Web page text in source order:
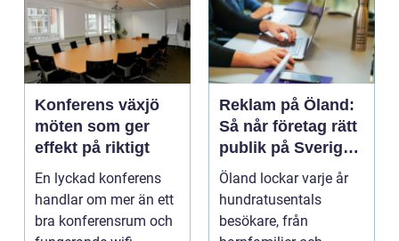
Konferens växjö
möten som ger
effekt på riktigt
En lyckad konferens
handlar om mer än ett
bra konferensrum och
Reklam på Öland:
Så når företag rätt
publik på Sveriges
solsäkraste ö
Öland lockar varje år
hundratusentals
besökare, från